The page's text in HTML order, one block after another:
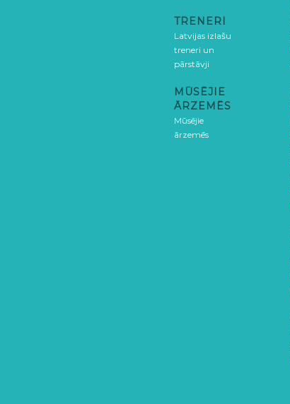
TRENERI
Latvijas izlašu
treneri un
pārstāvji
MŪSĒJIE
ĀRZEMĒS
Mūsējie
ārzemēs